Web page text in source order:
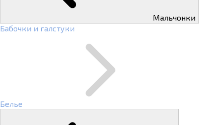
Мальчонки
Бабочки и галстуки
Белье